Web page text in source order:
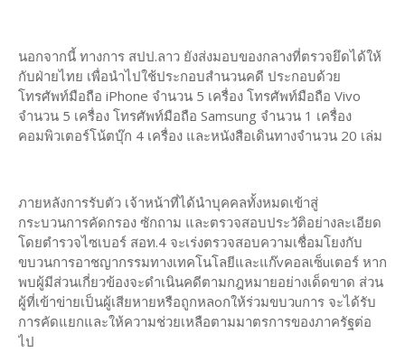
นอกจากนี้ ทางการ สปป.ลาว ยังส่งมอบของกลางที่ตรวจยึดได้ให้
กับฝ่ายไทย เพื่อนำไปใช้ประกอบสำนวนคดี ประกอบด้วย
โทรศัพท์มือถือ iPhone จำนวน 5 เครื่อง โทรศัพท์มือถือ Vivo
จำนวน 5 เครื่อง โทรศัพท์มือถือ Samsung จำนวน 1 เครื่อง
คอมพิวเตอร์โน้ตบุ๊ก 4 เครื่อง และหนังสือเดินทางจำนวน 20 เล่ม
ภายหลังการรับตัว เจ้าหน้าที่ได้นำบุคคลทั้งหมดเข้าสู่
กระบวนการคัดกรอง ซักถาม และตรวจสอบประวัติอย่างละเอียด
โดยตำรวจไซเบอร์ สอท.4 จะเร่งตรวจสอบความเชื่อมโยงกับ
ขบวนการอาชญากรรมทางเทคโนโลยีและแก๊vคอลเซ็uเตอร์ หาก
พบผู้มีส่วนเกี่ยวข้องจะดำเนินคดีตามกฎหมายอย่างเด็ดขาด ส่วน
ผู้ที่เข้าข่ายเป็นผู้เสียหายหรือถูกหลoกให้ร่วมขบวuการ จะได้รับ
การคัดแยกและให้ความช่วยเหลือตามมาตรการของภาครัฐต่อ
ไป